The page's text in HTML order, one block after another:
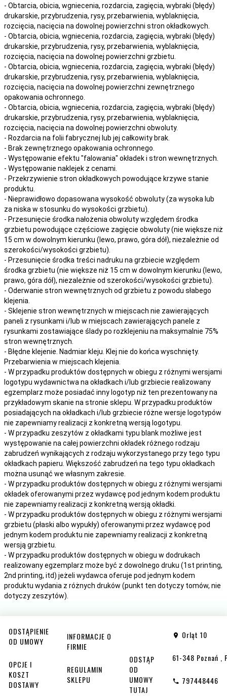
- Obtarcia, obicia, wgniecenia, rozdarcia, zagięcia, wybraki (błędy)
drukarskie, przybrudzenia, rysy, przebarwienia, wyblaknięcia,
rozcięcia, nacięcia na dowolnej powierzchni stron okładkowych.
- Obtarcia, obicia, wgniecenia, rozdarcia, zagięcia, wybraki (błędy)
drukarskie, przybrudzenia, rysy, przebarwienia, wyblaknięcia,
rozcięcia, nacięcia na dowolnej powierzchni grzbietu.
- Obtarcia, obicia, wgniecenia, rozdarcia, zagięcia, wybraki (błędy)
drukarskie, przybrudzenia, rysy, przebarwienia, wyblaknięcia,
rozcięcia, nacięcia na dowolnej powierzchni zewnętrznego
opakowania ochronnego.
- Obtarcia, obicia, wgniecenia, rozdarcia, zagięcia, wybraki (błędy)
drukarskie, przybrudzenia, rysy, przebarwienia, wyblaknięcia,
rozcięcia, nacięcia na dowolnej powierzchni obwoluty.
- Rozdarcia na folii fabrycznej lub jej całkowity brak.
- Brak zewnętrznego opakowania ochronnego.
- Występowanie efektu "falowania" okładek i stron wewnętrznych.
- Występowanie naklejek z cenami.
- Przekrzywienie stron okładkowych powodujące krzywe stanie
produktu.
- Nieprawidłowo dopasowana wysokość obwoluty (za wysoka lub
za niska w stosunku do wysokości grzbietu).
- Przesunięcie środka nałożenia obwoluty względem środka
grzbietu powodujące częściowe zagięcie obwoluty (nie większe niż
15 cm w dowolnym kierunku (lewo, prawo, góra dół), niezależnie od
szerokości/wysokości grzbietu).
- Przesunięcie środka treści nadruku na grzbiecie względem
środka grzbietu (nie większe niż 15 cm w dowolnym kierunku (lewo,
prawo, góra dół), niezależnie od szerokości/wysokości grzbietu).
- Oderwanie stron wewnętrznych od grzbietu z powodu słabego
klejenia.
- Sklejenie stron wewnętrznych w miejscach nie zawierających
paneli z rysunkami i/lub w miejscach zawierających panele z
rysunkami zostawiające ślady po rozklejeniu na maksymalnie 75%
stron wewnętrznych.
- Błędne klejenie. Nadmiar kleju. Klej nie do końca wyschnięty.
Przebarwienia w miejscach klejenia.
- W przypadku produktów dostępnych w obiegu z różnymi wersjami
logotypu wydawnictwa na okładkach i/lub grzbiecie realizowany
egzemplarz może posiadać inny logotyp niż ten prezentowany na
przykładowym skanie na stronie sklepu. W przypadku produktów
posiadających na okładkach i/lub grzbiecie różne wersje logotypów
nie zapewniamy realizacji z konkretną wersją logotypu.
- W przypadku zeszytów z okładkami typu blank możliwe jest
występowanie na całej powierzchni okładek różnego rodzaju
zabrudzeń wynikających z rodzaju wykorzystanego przy tego typu
okładkach papieru. Większość zabrudzeń na tego typu okładkach
można usunąć we własnym zakresie.
- W przypadku produktów dostępnych w obiegu z różnymi wersjami
okładek oferowanymi przez wydawcę pod jednym kodem produktu
nie zapewniamy realizacji z konkretną wersją okładki.
- W przypadku produktów dostępnych w obiegu z różnymi wersjami
grzbietu (płaski albo wypukły) oferowanymi przez wydawcę pod
jednym kodem produktu nie zapewniamy realizacji z konkretną
wersją grzbietu.
- W przypadku produktów dostępnych w obiegu w dodrukach
realizowany egzemplarz może być z dowolnego druku (1st printing,
2nd printing, itd) jeżeli wydawca oferuje pod jednym kodem
produktu wydania z różnych druków (punkt ten dotyczy tomów, nie
dotyczy zeszytów).
ODSTĄPIENIE
OD UMOWY
OPCJE I
KOSZT
DOSTAWY
INFORMACJE O
FIRMIE
REGULAMIN
SKLEPU
ODSTĄP
OD
UMOWY
TUTAJ
Orląt 10
61-348 Poznań
797448446